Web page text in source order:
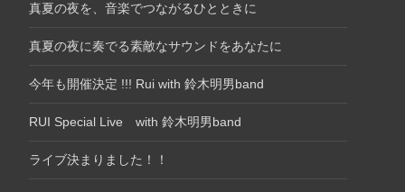
真夏の夜を、音楽でつながるひとときに
真夏の夜に奏でる素敵なサウンドをあなたに
今年も開催決定 !!! Rui with 鈴木明男band
RUI Special Live with 鈴木明男band
ライブ決まりました！！